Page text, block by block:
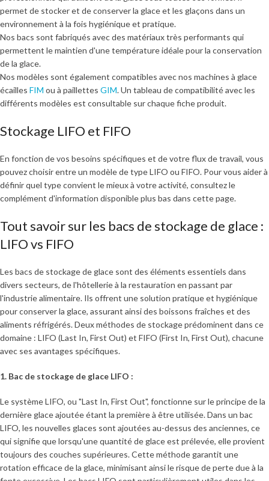
permet de stocker et de conserver la glace et les glaçons dans un
environnement à la fois hygiénique et pratique.
Nos bacs sont fabriqués avec des matériaux très performants qui
permettent le maintien d'une température idéale pour la conservation
de la glace.
Nos modèles sont également compatibles avec nos machines à glace
écailles FIM ou à paillettes GIM. Un tableau de compatibilité avec les
différents modèles est consultable sur chaque fiche produit.
Stockage LIFO et FIFO
En fonction de vos besoins spécifiques et de votre flux de travail, vous
pouvez choisir entre un modèle de type LIFO ou FIFO. Pour vous aider à
définir quel type convient le mieux à votre activité, consultez le
complément d'information disponible plus bas dans cette page.
Tout savoir sur les bacs de stockage de glace :
LIFO vs FIFO
Les bacs de stockage de glace sont des éléments essentiels dans
divers secteurs, de l'hôtellerie à la restauration en passant par
l'industrie alimentaire. Ils offrent une solution pratique et hygiénique
pour conserver la glace, assurant ainsi des boissons fraîches et des
aliments réfrigérés. Deux méthodes de stockage prédominent dans ce
domaine : LIFO (Last In, First Out) et FIFO (First In, First Out), chacune
avec ses avantages spécifiques.
1. Bac de stockage de glace LIFO :
Le système LIFO, ou "Last In, First Out", fonctionne sur le principe de la
dernière glace ajoutée étant la première à être utilisée. Dans un bac
LIFO, les nouvelles glaces sont ajoutées au-dessus des anciennes, ce
qui signifie que lorsqu'une quantité de glace est prélevée, elle provient
toujours des couches supérieures. Cette méthode garantit une
rotation efficace de la glace, minimisant ainsi le risque de perte due à la